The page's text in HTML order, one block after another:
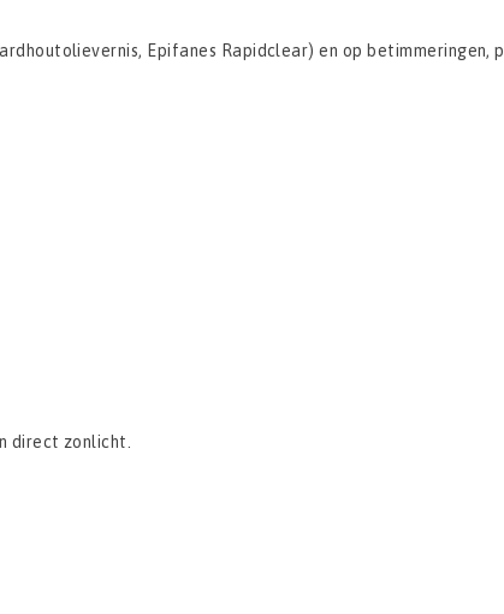
Epifanes Rapidclear) en op betimmeringen,
direct zonlicht.